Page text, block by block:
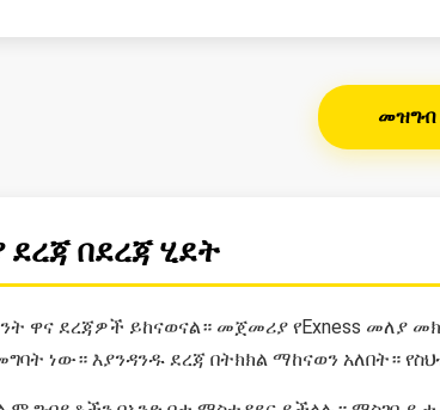
መዝግብ
በደረጃ ሂደት
ዋና ደረጃዎች ይከናወናል። መጀመሪያ የExness መለያ
ነው። እያንዳንዱ ደረጃ በትክክል ማከናወን አለበት።